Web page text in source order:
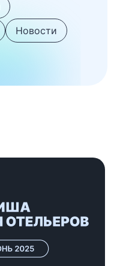
Новости